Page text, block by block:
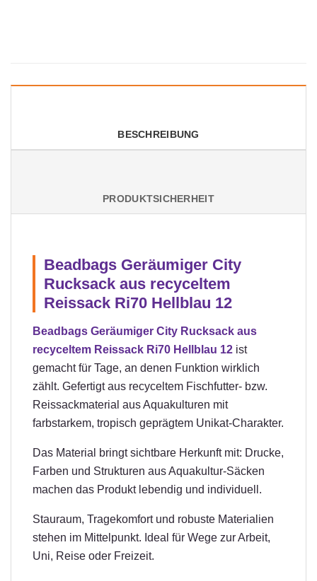
BESCHREIBUNG
PRODUKTSICHERHEIT
Beadbags Geräumiger City
Rucksack aus recyceltem
Reissack Ri70 Hellblau 12
Beadbags Geräumiger City Rucksack aus
recyceltem Reissack Ri70 Hellblau 12 ist
gemacht für Tage, an denen Funktion wirklich
zählt. Gefertigt aus recyceltem Fischfutter- bzw.
Reissackmaterial aus Aquakulturen mit
farbstarkem, tropisch geprägtem Unikat-Charakter.
Das Material bringt sichtbare Herkunft mit: Drucke,
Farben und Strukturen aus Aquakultur-Säcken
machen das Produkt lebendig und individuell.
Stauraum, Tragekomfort und robuste Materialien
stehen im Mittelpunkt. Ideal für Wege zur Arbeit,
Uni, Reise oder Freizeit.